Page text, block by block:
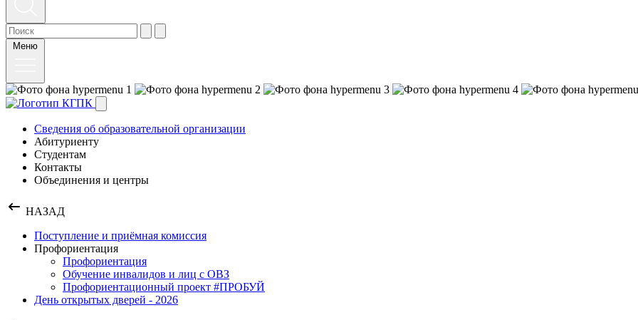
Меню
Сведения об образовательной организации
Абитуриенту
Студентам
Контакты
Объединения и центры
НАЗАД
Поступление и приёмная комиссия
Профориентация
Профориентация
Обучение инвалидов и лиц с ОВЗ
Профориентационный проект #ПРОБУЙ
День открытых дверей - 2026